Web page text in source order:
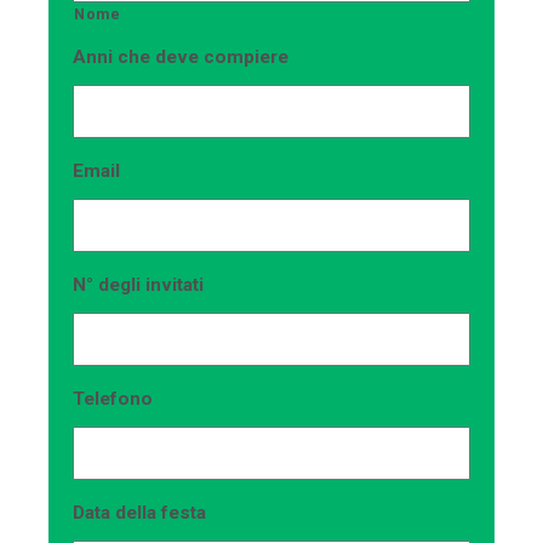
Nome
Anni che deve compiere
Email
N° degli invitati
Telefono
Data della festa